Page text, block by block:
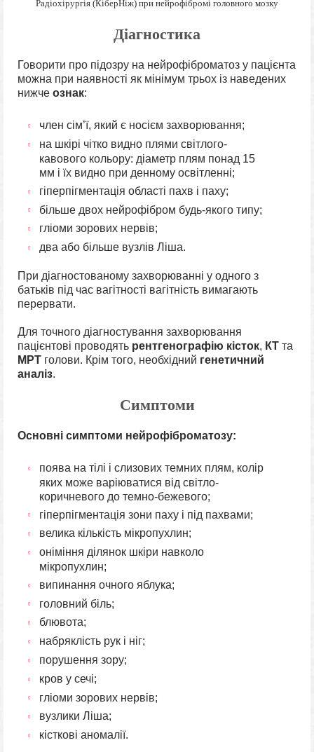
Радіохірургія (КіберНіж) при нейрофібромі головного мозку
Діагностика
Говорити про підозру на нейрофіброматоз у пацієнта
можна при наявності як мінімум трьох із наведених
нижче ознак:
член сім’ї, який є носієм захворювання;
на шкірі чітко видно плями світлого-
кавового кольору: діаметр плям понад 15
мм і їх видно при денному освітленні;
гіперпігментація області пахв і паху;
більше двох нейрофібром будь-якого типу;
гліоми зорових нервів;
два або більше вузлів Ліша.
При діагностованому захворюванні у одного з
батьків під час вагітності вагітність вимагають
перервати.
Для точного діагностування захворювання
пацієнтові проводять рентгенографію кісток, КТ та
МРТ голови. Крім того, необхідний генетичний
аналіз.
Симптоми
Основні симптоми нейрофіброматозу:
поява на тілі і слизових темних плям, колір
яких може варіюватися від світло-
коричневого до темно-бежевого;
гіперпігментація зони паху і під пахвами;
велика кількість мікропухлин;
оніміння ділянок шкіри навколо
мікропухлин;
випинання очного яблука;
головний біль;
блювота;
набряклість рук і ніг;
порушення зору;
кров у сечі;
гліоми зорових нервів;
вузлики Ліша;
кісткові аномалії.